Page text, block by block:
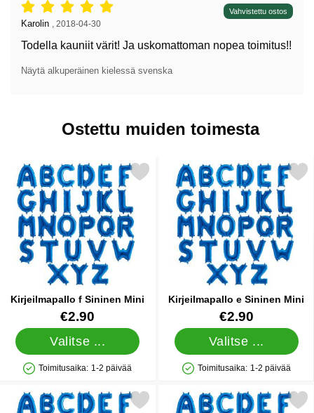
Arvostelu: 5 tähdet / 5, Vahvistettu ostos
Arvostelun kirjoittaja:
Karolin 2018-04-30
Todella kauniit värit! Ja uskomattoman nopea toimitus!!
Näytä alkuperäinen kielessä svenska
Ostettu muiden toimesta
Kirjeilmapallo f Sininen Mini
Tuote.nro 10965
€2.90
Valitse ...
Saatavuus: Varastossa
Toimitusaika: 1-2 päivää
Merkitse kirjeilmapallo f Sininen Mini suosikiksi
Kirjeilmapallo e Sininen Mini
Tuote.nro 10964
€2.90
Valitse ...
Saatavuus: Varastossa
Toimitusaika: 1-2 päivää
Merkitse kirjeilmapallo e
Merkitse kirjeilmapallo l Sininen Mini suosikiksi
Merkitse kirjeilmapallo i